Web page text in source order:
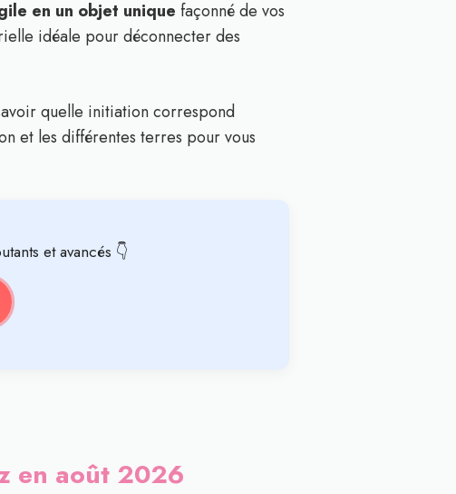
en un objet unique façonné de vos
idéale pour déconnecter des
quelle initiation correspond
et les différentes terres pour vous
et avancés 👇
en août 2026